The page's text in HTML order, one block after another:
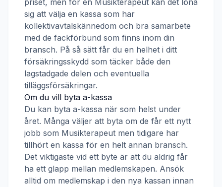
priset, men för en Musikterapeut kan det löna
sig att välja en kassa som har
kollektivavtalskännedom och bra samarbete
med de fackförbund som finns inom din
bransch. På så sätt får du en helhet i ditt
försäkringsskydd som täcker både den
lagstadgade delen och eventuella
tilläggsförsäkringar.
Om du vill byta a-kassa
Du kan byta a-kassa när som helst under
året. Många väljer att byta om de får ett nytt
jobb som Musikterapeut men tidigare har
tillhört en kassa för en helt annan bransch.
Det viktigaste vid ett byte är att du aldrig får
ha ett glapp mellan medlemskapen. Ansök
alltid om medlemskap i den nya kassan innan